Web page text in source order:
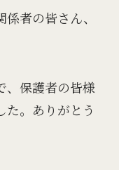
者の皆さん、
、保護者の皆様
た。ありがとう